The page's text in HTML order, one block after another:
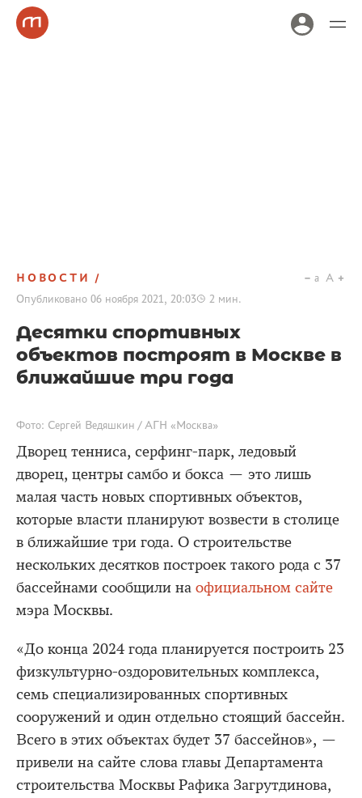
НОВОСТИ
Опубликовано 06 ноября 2021, 20:03 2 мин.
a A
Десятки спортивных
объектов построят в Москве в
ближайшие три года
Фото: Сергей Ведяшкин / АГН «Москва»
Дворец тенниса, серфинг-парк, ледовый
дворец, центры самбо и бокса — это лишь
малая часть новых спортивных объектов,
которые власти планируют возвести в столице
в ближайшие три года. О строительстве
нескольких десятков построек такого рода с 37
бассейнами сообщили на официальном сайте
мэра Москвы.
«До конца 2024 года планируется построить 23
физкультурно-оздоровительных комплекса,
семь специализированных спортивных
сооружений и один отдельно стоящий бассейн.
Всего в этих объектах будет 37 бассейнов», —
привели на сайте слова главы Департамента
строительства Москвы Рафика Загрутдинова,